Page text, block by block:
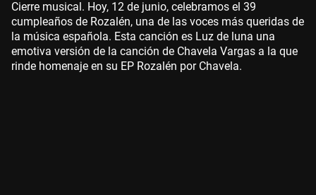
Cierre musical. Hoy, 12 de junio, celebramos el 39
cumpleaños de Rozalén, una de las voces más queridas de
la música española. Esta canción es Luz de luna una
emotiva versión de la canción de Chavela Vargas a la que
rinde homenaje en su EP Rozalén por Chavela.